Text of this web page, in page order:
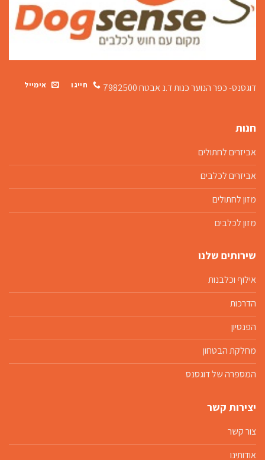
דוגסנס- כפר הנוער כנותד.נ אבטח 7982500 חייגו אימייל
חנות
אביזרים לחתולים
אביזרים לכלבים
מזון לחתולים
מזון לכלבים
שירותים שלנו
אילוף וכלבנות
הדרכות
הפנסיון
מחלקת הבטחון
המספרה של דוגסנס
יצירות קשר
צור קשר
אודותינו